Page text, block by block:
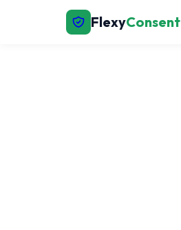
FlexyConsent